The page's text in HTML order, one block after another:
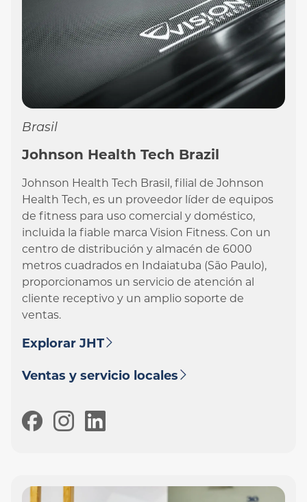
Brasil
Johnson Health Tech Brazil
Johnson Health Tech Brasil, filial de Johnson
Health Tech, es un proveedor líder de equipos
de fitness para uso comercial y doméstico,
incluida la fiable marca Vision Fitness. Con un
centro de distribución y almacén de 6000
metros cuadrados en Indaiatuba (São Paulo),
proporcionamos un servicio de atención al
cliente receptivo y un amplio soporte de
ventas.
Explorar JHT
Ventas y servicio locales